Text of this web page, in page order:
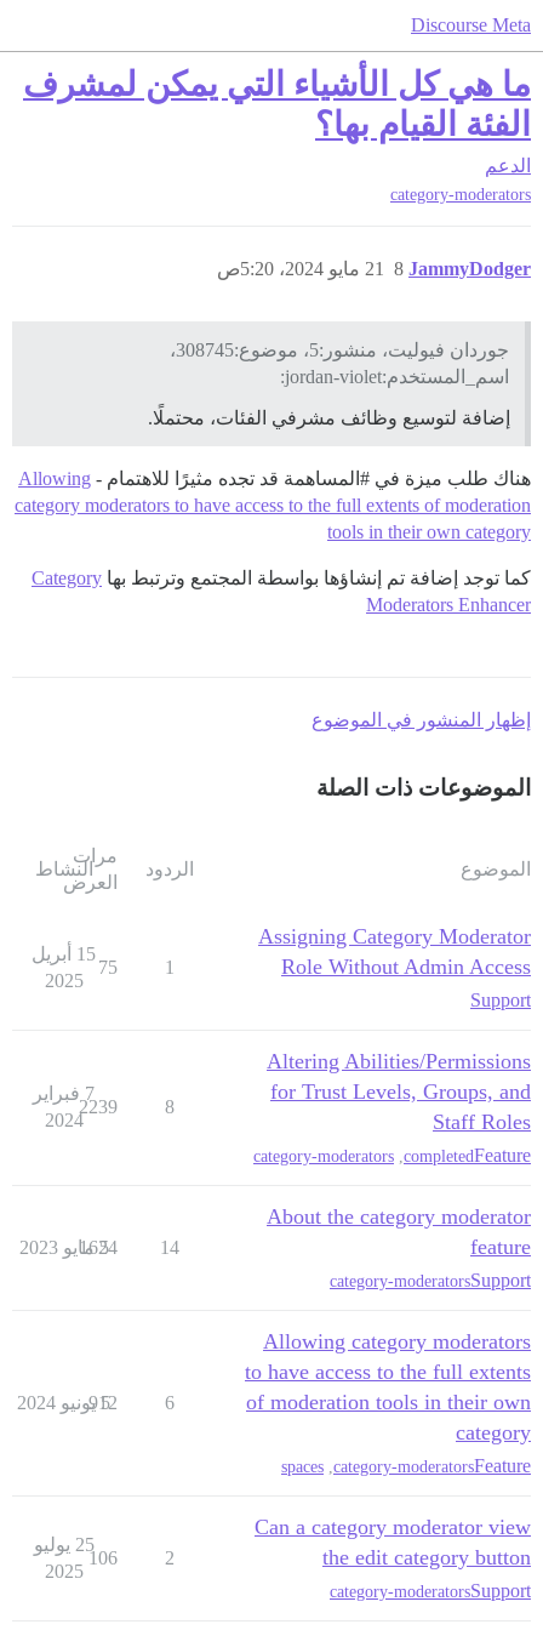
Discourse Meta
ما هي كل الأشياء التي يمكن لمشرف
الفئة القيام بها؟
الدعم
category-moderators
JammyDodger 21 مايو 2024، 5:20ص 8
جوردان فيوليت، منشور:5، موضوع:308745،
اسم_المستخدم:jordan-violet:
إضافة لتوسيع وظائف مشرفي الفئات، محتملًا.
هناك طلب ميزة في #المساهمة قد تجده مثيرًا للاهتمام - Allowing
category moderators to have access to the full extents of moderation
tools in their own category
كما توجد إضافة تم إنشاؤها بواسطة المجتمع وترتبط بها Category
Moderators Enhancer
إظهار المنشور في الموضوع
الموضوعات ذات الصلة
الموضوع الردود
مرات
العرض
النشاط
Assigning Category Moderator
Role Without Admin Access
Support
1
75
15 أبريل
2025
Altering Abilities/Permissions
for Trust Levels, Groups, and
Staff Roles
Feature
completed
category-moderators
8
2239
7 فبراير
2024
About the category moderator
feature
Support
category-moderators
14
1624
5 مايو 2023
Allowing category moderators
to have access to the full extents
of moderation tools in their own
category
Feature
category-moderators
spaces
6
912
5 يونيو 2024
Can a category moderator view
the edit category button
Support
category-moderators
2
106
25 يوليو
2025